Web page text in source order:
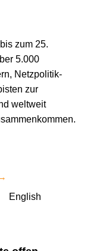
zum 25.
5.000
Netzpolitik-
zur
weltweit
English